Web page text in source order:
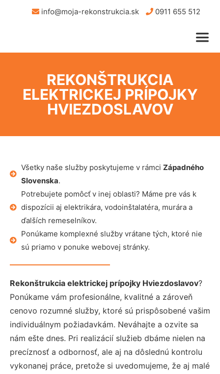
info@moja-rekonstrukcia.sk 0911 655 512
REKONŠTRUKCIA
ELEKTRICKEJ PRÍPOJKY
HVIEZDOSLAVOV
Všetky naše služby poskytujeme v rámci Západného
Slovenska.
Potrebujete pomôcť v inej oblasti? Máme pre vás k
dispozícii aj elektrikára, vodoinštalatéra, murára a
ďalších remeselníkov.
Ponúkame komplexné služby vrátane tých, ktoré nie
sú priamo v ponuke webovej stránky.
Rekonštrukcia elektrickej prípojky Hviezdoslavov?
Ponúkame vám profesionálne, kvalitné a zároveň
cenovo rozumné služby, ktoré sú prispôsobené vašim
individuálnym požiadavkám. Neváhajte a ozvite sa
nám ešte dnes. Pri realizácií služieb dbáme nielen na
precíznosť a odbornosť, ale aj na dôslednú kontrolu
vykonanej práce, pretože si uvedomujeme, že aj malé